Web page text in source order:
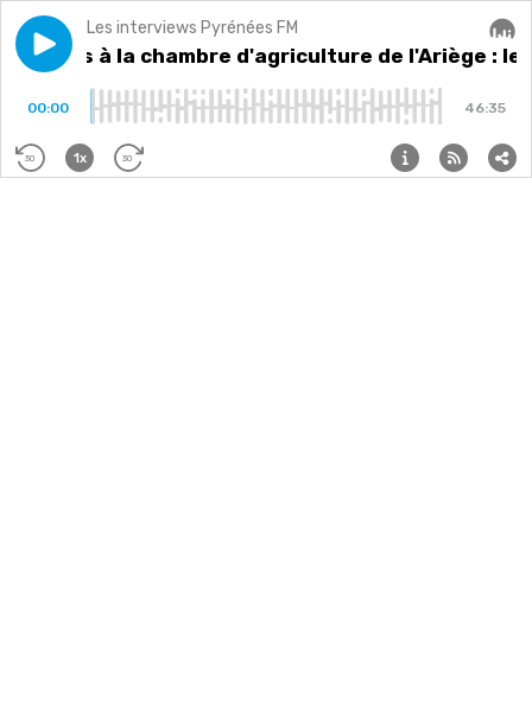
Play episode Élections à la chambre d'agriculture de l'Ariège : le
Les interviews Pyrénées FM
à la chambre d'agriculture de l'Ariège : le
00:00 46:35
30 1x 30